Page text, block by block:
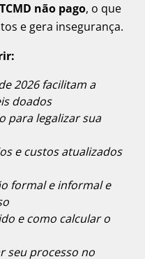
não pago, o que
e gera insegurança.
2026 facilitam a
doados
para legalizar sua
e custos atualizados
formal e informal e
e como calcular o
seu processo no